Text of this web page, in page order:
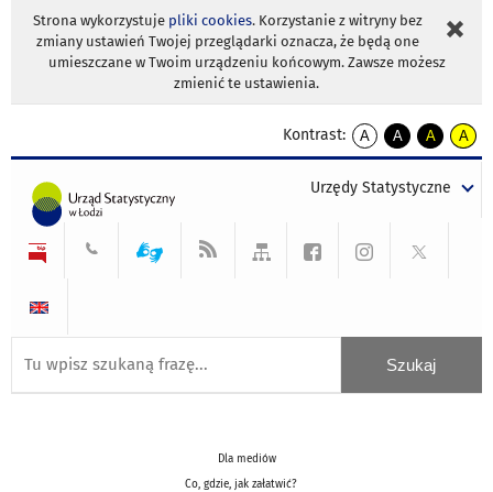
Strona wykorzystuje pliki cookies. Korzystanie z witryny bez
zmiany ustawień Twojej przeglądarki oznacza, że będą one
umieszczane w Twoim urządzeniu końcowym. Zawsze możesz
zmienić te ustawienia.
Kontrast:
A
kontrast
A
kontrast
tekst
czarnym
A
kontrast
tekst
czarnym
A
tekst
żółtym
Urzędy Statystyczne
Dla mediów
Co, gdzie, jak załatwić?